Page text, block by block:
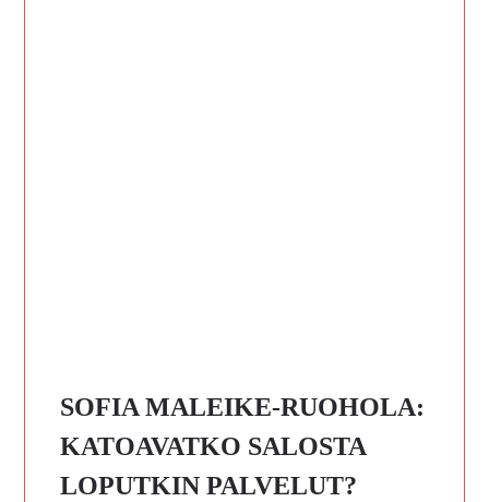
SOFIA MALEIKE-RUOHOLA:
KATOAVATKO SALOSTA
LOPUTKIN PALVELUT?